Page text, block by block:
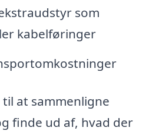
som
kabelføringer
at sammenligne
finde ud af, hvad der